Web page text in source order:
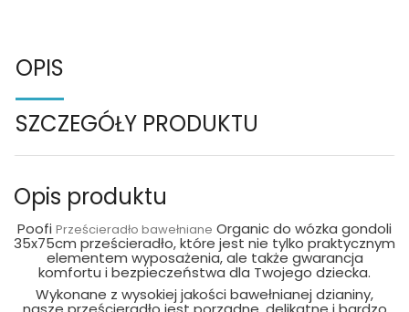
OPIS
SZCZEGÓŁY PRODUKTU
Opis produktu
Poofi Prześcieradło bawełniane Organic do wózka gondoli
35x75cm prześcieradło, które jest nie tylko praktycznym
elementem wyposażenia, ale także gwarancja
komfortu i bezpieczeństwa dla Twojego dziecka.
Wykonane z wysokiej jakości bawełnianej dzianiny,